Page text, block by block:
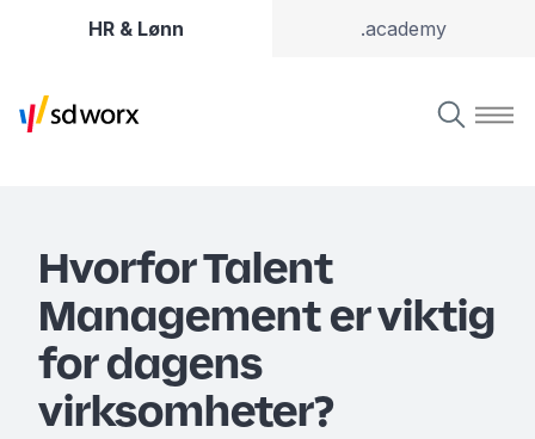
HR & Lønn .academy
Hvorfor Talent
Management er viktig
for dagens
virksomheter?